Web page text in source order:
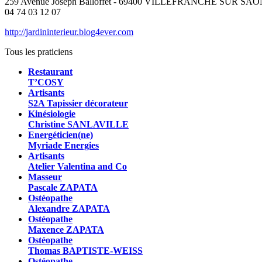
04 74 03 12 07
http://jardininterieur.blog4ever.com
Tous les praticiens
Restaurant
T’COSY
Artisants
S2A Tapissier décorateur
Kinésiologie
Christine SANLAVILLE
Energéticien(ne)
Myriade Energies
Artisants
Atelier Valentina and Co
Masseur
Pascale ZAPATA
Ostéopathe
Alexandre ZAPATA
Ostéopathe
Maxence ZAPATA
Ostéopathe
Thomas BAPTISTE-WEISS